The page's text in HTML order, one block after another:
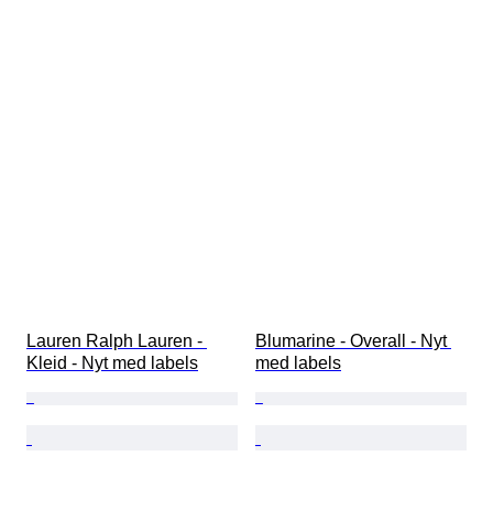
Lauren Ralph Lauren -
Kleid - Nyt med labels
Blumarine - Overall - Nyt
med labels